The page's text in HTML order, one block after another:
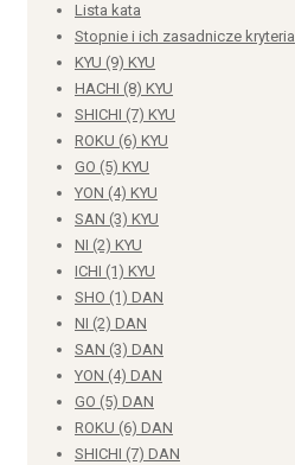
Lista kata
Stopnie i ich zasadnicze kryteria
KYU (9) KYU
HACHI (8) KYU
SHICHI (7) KYU
ROKU (6) KYU
GO (5) KYU
YON (4) KYU
SAN (3) KYU
NI (2) KYU
ICHI (1) KYU
SHO (1) DAN
NI (2) DAN
SAN (3) DAN
YON (4) DAN
GO (5) DAN
ROKU (6) DAN
SHICHI (7) DAN